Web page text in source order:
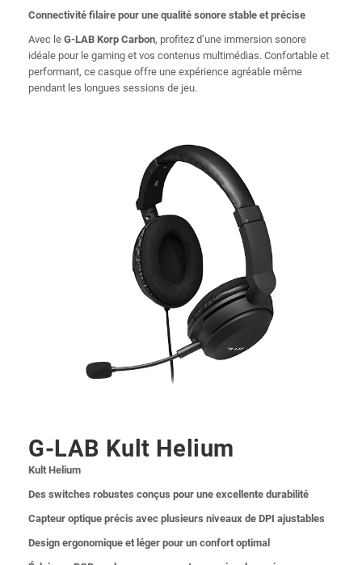
Connectivité filaire pour une qualité sonore stable et précise
Avec le G-LAB Korp Carbon, profitez d’une immersion sonore
idéale pour le gaming et vos contenus multimédias. Confortable et
performant, ce casque offre une expérience agréable même
pendant les longues sessions de jeu.
G-LAB Kult Helium
Kult Helium
Des switches robustes conçus pour une excellente durabilité
Capteur optique précis avec plusieurs niveaux de DPI ajustables
Design ergonomique et léger pour un confort optimal